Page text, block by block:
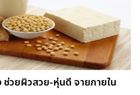
ช่วยผิวสวย-หุ่นดี จายภายใน